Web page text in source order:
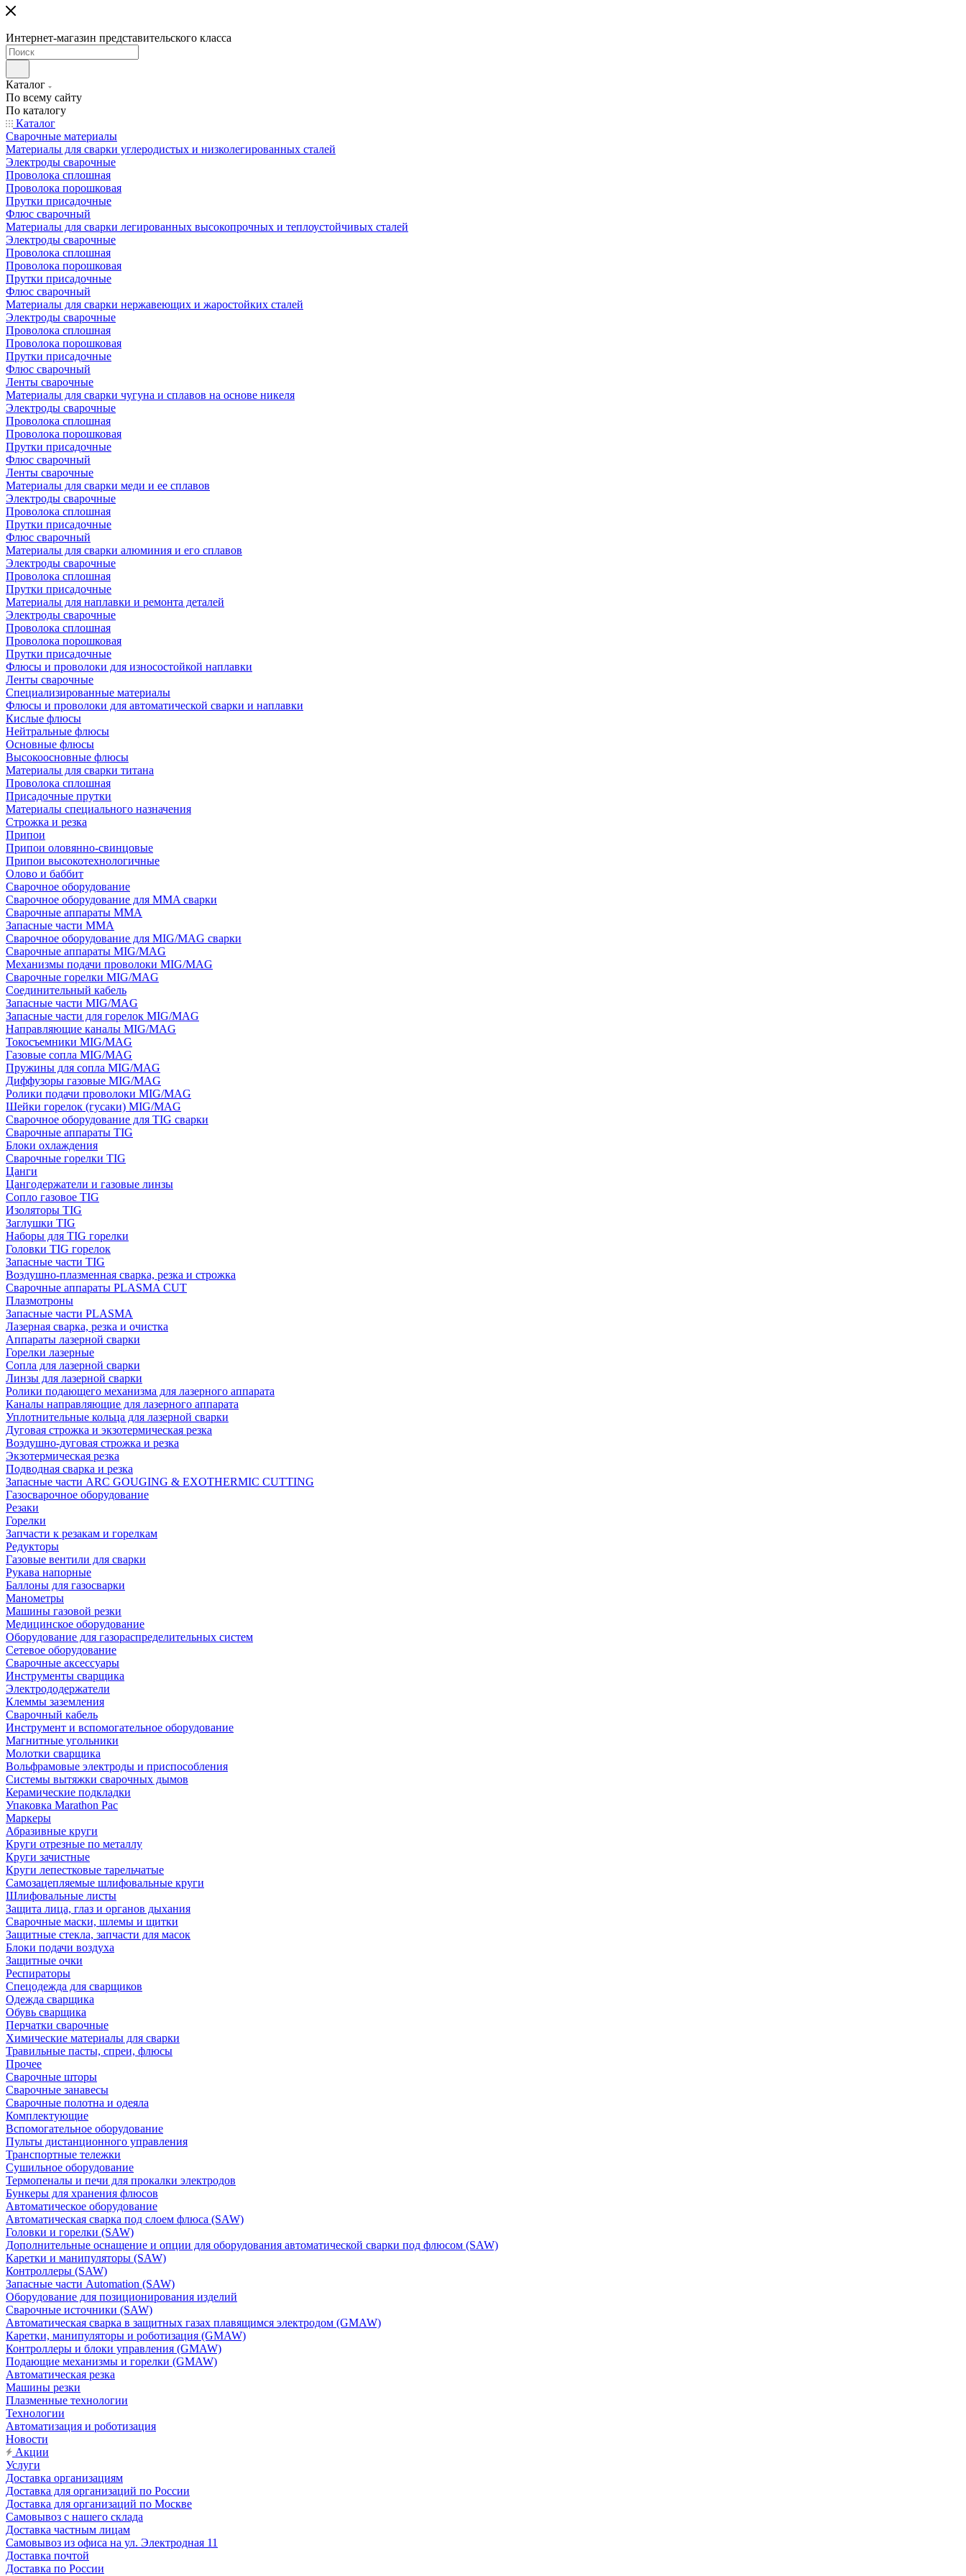
Интернет-магазин представительского класса
Каталог
По всему сайту
По каталогу
Каталог
Сварочные материалы
Материалы для сварки углеродистых и низколегированных сталей
Электроды сварочные
Проволока сплошная
Проволока порошковая
Прутки присадочные
Флюс сварочный
Материалы для сварки легированных высокопрочных и теплоустойчивых сталей
Электроды сварочные
Проволока сплошная
Проволока порошковая
Прутки присадочные
Флюс сварочный
Материалы для сварки нержавеющих и жаростойких сталей
Электроды сварочные
Проволока сплошная
Проволока порошковая
Прутки присадочные
Флюс сварочный
Ленты сварочные
Материалы для сварки чугуна и сплавов на основе никеля
Электроды сварочные
Проволока сплошная
Проволока порошковая
Прутки присадочные
Флюс сварочный
Ленты сварочные
Материалы для сварки меди и ее сплавов
Электроды сварочные
Проволока сплошная
Прутки присадочные
Флюс сварочный
Материалы для сварки алюминия и его сплавов
Электроды сварочные
Проволока сплошная
Прутки присадочные
Материалы для наплавки и ремонта деталей
Электроды сварочные
Проволока сплошная
Проволока порошковая
Прутки присадочные
Флюсы и проволоки для износостойкой наплавки
Ленты сварочные
Специализированные материалы
Флюсы и проволоки для автоматической сварки и наплавки
Кислые флюсы
Нейтральные флюсы
Основные флюсы
Высокоосновные флюсы
Материалы для сварки титана
Проволока сплошная
Присадочные прутки
Материалы специального назначения
Строжка и резка
Припои
Припои оловянно-свинцовые
Припои высокотехнологичные
Олово и баббит
Сварочное оборудование
Сварочное оборудование для MMA сварки
Сварочные аппараты MMA
Запасные части MMA
Сварочное оборудование для MIG/MAG сварки
Сварочные аппараты MIG/MAG
Механизмы подачи проволоки MIG/MAG
Сварочные горелки MIG/MAG
Соединительный кабель
Запасные части MIG/MAG
Запасные части для горелок MIG/MAG
Направляющие каналы MIG/MAG
Токосъемники MIG/MAG
Газовые сопла MIG/MAG
Пружины для сопла MIG/MAG
Диффузоры газовые MIG/MAG
Ролики подачи проволоки MIG/MAG
Шейки горелок (гусаки) MIG/MAG
Сварочное оборудование для TIG сварки
Сварочные аппараты TIG
Блоки охлаждения
Сварочные горелки TIG
Цанги
Цангодержатели и газовые линзы
Сопло газовое TIG
Изоляторы TIG
Заглушки TIG
Наборы для TIG горелки
Головки TIG горелок
Запасные части TIG
Воздушно-плазменная сварка, резка и строжка
Сварочные аппараты PLASMA CUT
Плазмотроны
Запасные части PLASMA
Лазерная сварка, резка и очистка
Аппараты лазерной сварки
Горелки лазерные
Сопла для лазерной сварки
Линзы для лазерной сварки
Ролики подающего механизма для лазерного аппарата
Каналы направляющие для лазерного аппарата
Уплотнительные кольца для лазерной сварки
Дуговая строжка и экзотермическая резка
Воздушно-дуговая строжка и резка
Экзотермическая резка
Подводная сварка и резка
Запасные части ARC GOUGING & EXOTHERMIC CUTTING
Газосварочное оборудование
Резаки
Горелки
Запчасти к резакам и горелкам
Редукторы
Газовые вентили для сварки
Рукава напорные
Баллоны для газосварки
Манометры
Машины газовой резки
Медицинское оборудование
Оборудование для газораспределительных систем
Сетевое оборудование
Сварочные аксессуары
Инструменты сварщика
Электрододержатели
Клеммы заземления
Сварочный кабель
Инструмент и вспомогательное оборудование
Магнитные угольники
Молотки сварщика
Вольфрамовые электроды и приспособления
Системы вытяжки сварочных дымов
Керамические подкладки
Упаковка Marathon Pac
Маркеры
Абразивные круги
Круги отрезные по металлу
Круги зачистные
Круги лепестковые тарельчатые
Самозацепляемые шлифовальные круги
Шлифовальные листы
Защита лица, глаз и органов дыхания
Сварочные маски, шлемы и щитки
Защитные стекла, запчасти для масок
Блоки подачи воздуха
Защитные очки
Респираторы
Спецодежда для сварщиков
Одежда сварщика
Обувь сварщика
Перчатки сварочные
Химические материалы для сварки
Травильные пасты, спреи, флюсы
Прочее
Сварочные шторы
Сварочные занавесы
Сварочные полотна и одеяла
Комплектующие
Вспомогательное оборудование
Пульты дистанционного управления
Транспортные тележки
Сушильное оборудование
Термопеналы и печи для прокалки электродов
Бункеры для хранения флюсов
Автоматическое оборудование
Автоматическая сварка под слоем флюса (SAW)
Головки и горелки (SAW)
Дополнительные оснащение и опции для оборудования автоматической сварки под флюсом (SAW)
Каретки и манипуляторы (SAW)
Контроллеры (SAW)
Запасные части Automation (SAW)
Оборудование для позиционирования изделий
Сварочные источники (SAW)
Автоматическая сварка в защитных газах плавящимся электродом (GMAW)
Каретки, манипуляторы и роботизация (GMAW)
Контроллеры и блоки управления (GMAW)
Подающие механизмы и горелки (GMAW)
Автоматическая резка
Машины резки
Плазменные технологии
Технологии
Автоматизация и роботизация
Новости
Акции
Услуги
Доставка организациям
Доставка для организаций по России
Доставка для организаций по Москве
Самовывоз с нашего склада
Доставка частным лицам
Самовывоз из офиса на ул. Электродная 11
Доставка почтой
Доставка по России